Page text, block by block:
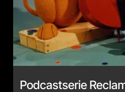
Podcastserie